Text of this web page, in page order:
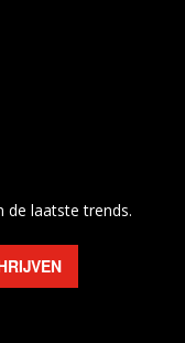
de laatste trends.